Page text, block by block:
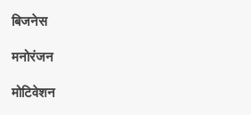
बिजनेस
मनोरंजन
मोटिवेशन